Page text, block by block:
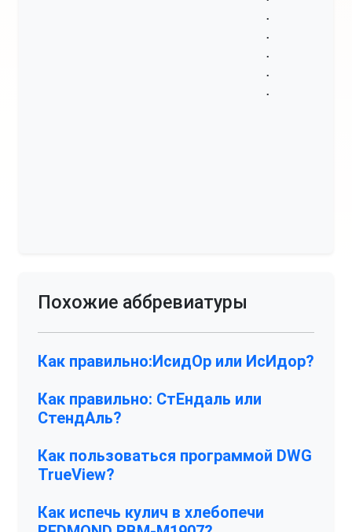
•
•
•
•
•
Похожие аббревиатуры
Как правильно:ИсидОр или ИсИдор?
Как правильно: СтЕндаль или
СтендАль?
Как пользоваться программой DWG
TrueView?
Как испечь кулич в хлебопечи